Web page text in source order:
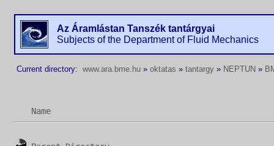
Az Áramlástan Tanszék tantárgyai
Subjects of the Department of Fluid Mechanics
Current directory: www.ara.bme.hu » oktatas » tantargy » NEPTUN »
Name